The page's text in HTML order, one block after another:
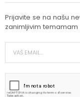
Prijavite se na našu
zanimljivim